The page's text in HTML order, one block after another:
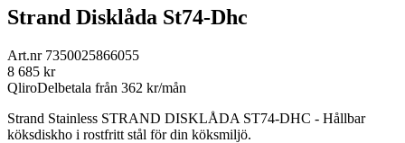
Strand Disklåda St74-Dhc
Art.nr 7350025866055
8 685 kr
QliroDelbetala från 362 kr/mån
Strand Stainless STRAND DISKLÅDA ST74-DHC - Hållbar
köksdiskho i rostfritt stål för din köksmiljö.